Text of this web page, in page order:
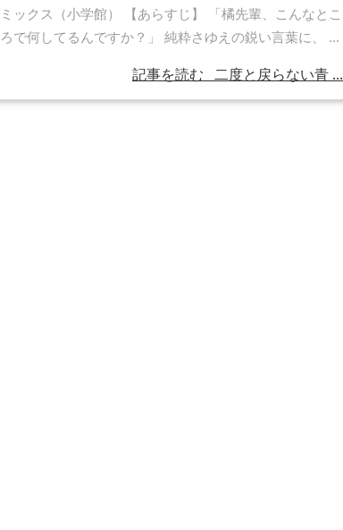
ミックス（小学館） 【あらすじ】 「橘先輩、こんなとこ
ろで何してるんですか？」 純粋さゆえの鋭い言葉に、 ...
記事を読む 二度と戻らない青 ...